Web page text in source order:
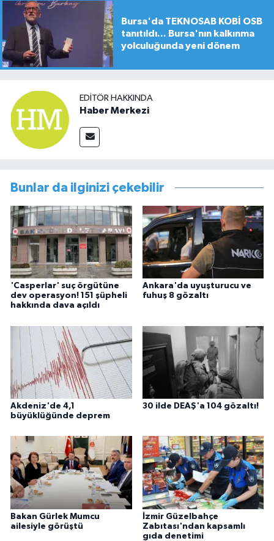
Bursa'da TEKNOSAB KOBİ OSB
tanıtıldı... Bursa'nın kalkınma
yolculuğunda yeni dönem
EDITÖR HAKKINDA
Haber Merkezi
Bunlar da ilginizi çekebilir
'Casperlar' suç örgütüne
dev operasyon! 151 şüpheli
hakkında dava açıldı
Ankara'da uyuşturucu ve
fuhuş 8 gözaltı
Akdeniz'de 4,1
büyüklüğünde deprem
30 ilde DEAŞ'a 104 gözaltı!
Bakan Gürlek Mumcu
ailesiyle görüştü
İzmir Güzelbahçe
Zabıtası'ndan kapsamlı
gıda denetimi